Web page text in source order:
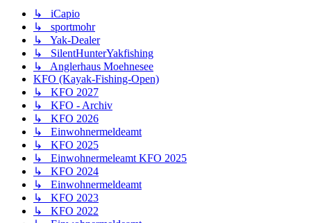
↳ iCapio
↳ sportmohr
↳ Yak-Dealer
↳ SilentHunterYakfishing
↳ Anglerhaus Moehnesee
KFO (Kayak-Fishing-Open)
↳ KFO 2027
↳ KFO - Archiv
↳ KFO 2026
↳ Einwohnermeldeamt
↳ KFO 2025
↳ Einwohnermeleamt KFO 2025
↳ KFO 2024
↳ Einwohnermeldeamt
↳ KFO 2023
↳ KFO 2022